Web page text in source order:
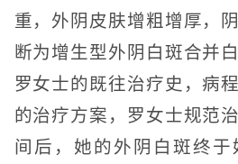
重，外阴皮肤增粗增厚，
断为增生型外阴白斑合并
罗女士的既往治疗史，病
的治疗方案，罗女士规范
间后，她的外阴白斑终